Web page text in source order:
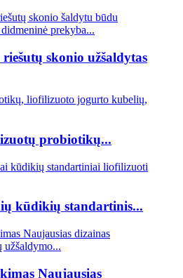
skonio užšaldytas
probiotikų...
kūdikių standartinis...
Naujausias